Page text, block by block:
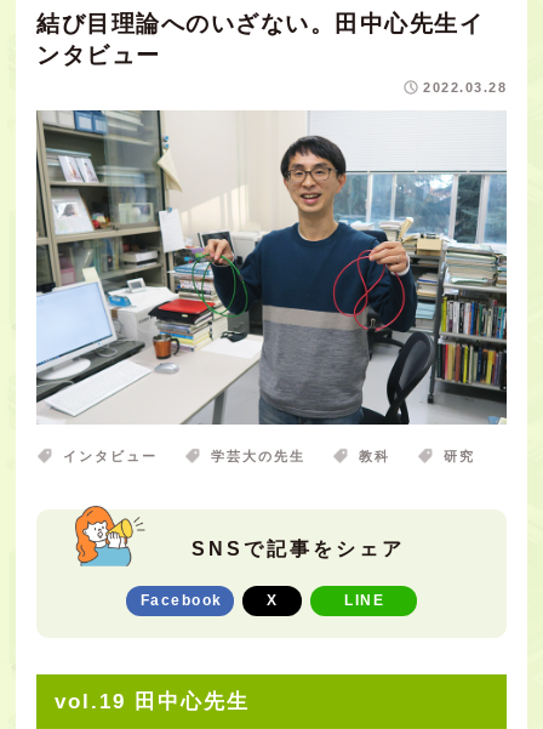
結び目理論へのいざない。田中心先生イ
ンタビュー
2022.03.28
インタビュー 学芸大の先生 教科 研究
SNSで記事をシェア
Facebook X LINE
vol.19 田中心先生